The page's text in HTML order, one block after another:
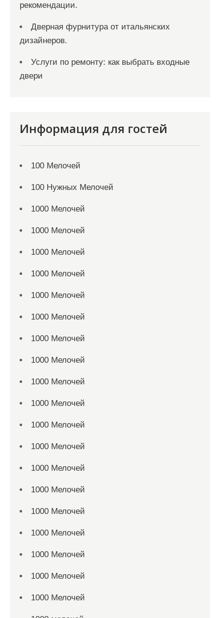
рекомендации.
Дверная фурнитура от итальянских
дизайнеров.
Услуги по ремонту: как выбрать входные
двери
Информация для гостей
100 Мелочей
100 Нужных Мелочей
1000 Мелочей
1000 Мелочей
1000 Мелочей
1000 Мелочей
1000 Мелочей
1000 Мелочей
1000 Мелочей
1000 Мелочей
1000 Мелочей
1000 Мелочей
1000 Мелочей
1000 Мелочей
1000 Мелочей
1000 Мелочей
1000 Мелочей
1000 Мелочей
1000 Мелочей
1000 Мелочей
1000 Мелочей